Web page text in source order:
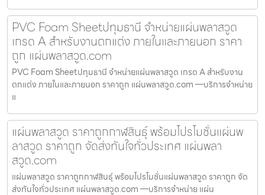
PVC Foam Sheetปทุมธานี จำหน่ายแผ่นพลาสวูด
เกรด A สำหรับงานตกแต่ง ภายในและภายนอก ราคา
ถูก แผ่นพลาสวูด.com
PVC Foam Sheetปทุมธานี จำหน่ายแผ่นพลาสวูด เกรด A สำหรับงาน
ตกแต่ง ภายในและภายนอก ราคาถูก แผ่นพลาสวูด.com —บริการจำหน่าย
แ
แผ่นพลาสวูด ราคาถูกกาฬสินธุ์ พร้อมโปรโมชั่นแผ่นพ
ลาสวูด ราคาถูก จัดส่งทันใจทั่วประเทศ แผ่นพลา
สวูด.com
แผ่นพลาสวูด ราคาถูกกาฬสินธุ์ พร้อมโปรโมชั่นแผ่นพลาสวูด ราคาถูก จัด
ส่งทันใจทั่วประเทศ แผ่นพลาสวูด.com —บริการจำหน่าย แผ่น